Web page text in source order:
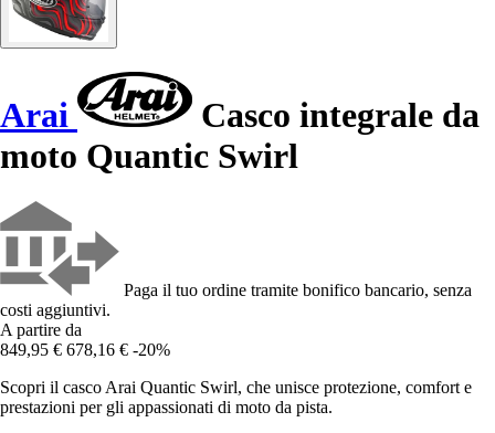
Arai
Casco integrale da
moto Quantic Swirl
Paga il tuo ordine tramite bonifico bancario, senza
costi aggiuntivi.
A partire da
849,95 € 678,16 € -20%
Scopri il casco Arai Quantic Swirl, che unisce protezione, comfort e
prestazioni per gli appassionati di moto da pista.